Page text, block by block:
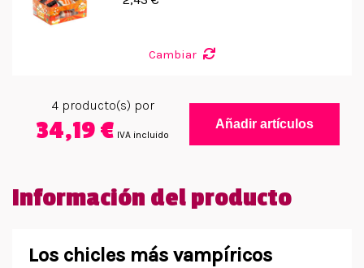
Cambiar
4producto(s) por
34,19 € IVA incluido
Añadir artículos
Información del producto
Los chicles más vampíricos